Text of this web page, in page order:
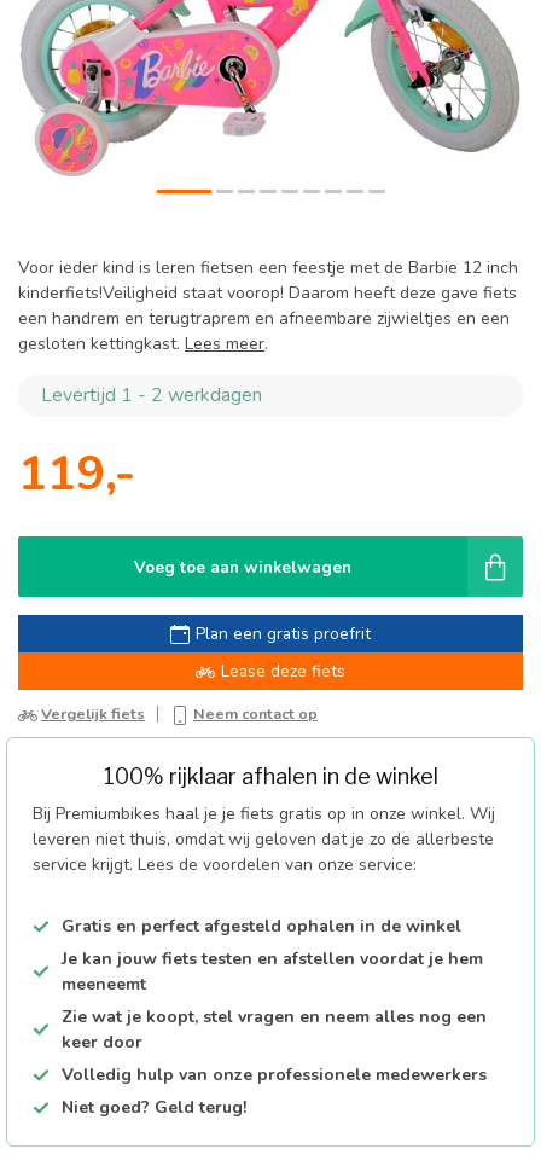
Voor ieder kind is leren fietsen een feestje met de Barbie 12 inch
kinderfiets!Veiligheid staat voorop! Daarom heeft deze gave fiets
een handrem en terugtraprem en afneembare zijwieltjes en een
gesloten kettingkast. Lees meer.
Levertijd 1 - 2 werkdagen
119,-
Voeg toe aan winkelwagen
Plan een gratis proefrit
Lease deze fiets
Vergelijk fiets Neem contact op
100% rijklaar afhalen in de winkel
Bij Premiumbikes haal je je fiets gratis op in onze winkel. Wij
leveren niet thuis, omdat wij geloven dat je zo de allerbeste
service krijgt. Lees de voordelen van onze service:
Gratis en perfect afgesteld ophalen in de winkel
Je kan jouw fiets testen en afstellen voordat je hem
meeneemt
Zie wat je koopt, stel vragen en neem alles nog een
keer door
Volledig hulp van onze professionele medewerkers
Niet goed? Geld terug!